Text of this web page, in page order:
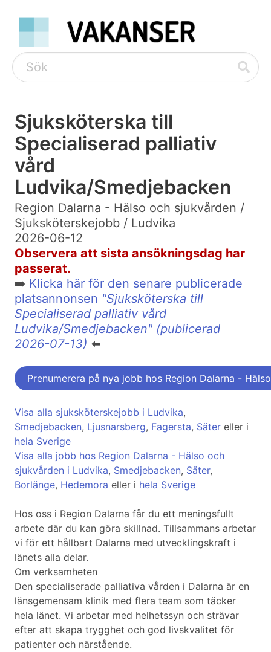
Sjuksköterska till
Specialiserad palliativ
vård
Ludvika/Smedjebacken
Region Dalarna - Hälso och sjukvården /
Sjuksköterskejobb / Ludvika
2026-06-12
Observera att sista ansökningsdag har
passerat.
➡️ Klicka här för den senare publicerade
platsannonsen "Sjuksköterska till
Specialiserad palliativ vård
Ludvika/Smedjebacken" (publicerad
2026-07-13) ⬅️
Prenumerera på nya jobb hos Region Dalarna -
Visa alla sjuksköterskejobb i Ludvika,
Smedjebacken, Ljusnarsberg, Fagersta, Säter eller i
hela Sverige
Visa alla jobb hos Region Dalarna - Hälso och
sjukvården i Ludvika, Smedjebacken, Säter,
Borlänge, Hedemora eller i hela Sverige
Hos oss i Region Dalarna får du ett meningsfullt
arbete där du kan göra skillnad. Tillsammans arbetar
vi för ett hållbart Dalarna med utvecklingskraft i
länets alla delar.
Om verksamheten
Den specialiserade palliativa vården i Dalarna är en
länsgemensam klinik med flera team som täcker
hela länet. Vi arbetar med helhetssyn och strävar
efter att skapa trygghet och god livskvalitet för
patienter och närstående.